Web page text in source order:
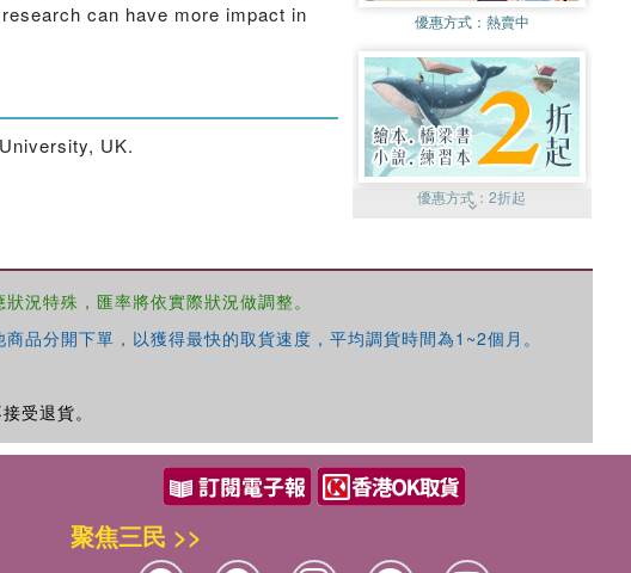
can have more impact in
UK.
優惠方式： 熱賣中
優惠方式：2折起
況特殊，匯率將依實際狀況做調整。
品分開下單，以獲得最快的取貨速度，平均調貨時間為1~2個月。
受退貨。
聚焦三民 >>